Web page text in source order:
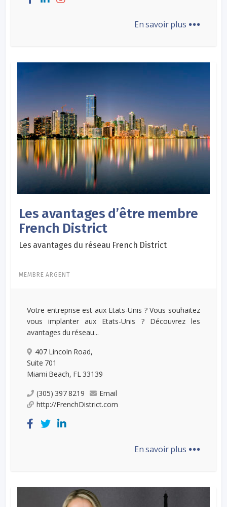
En savoir plus ...
Les avantages d’être membre
French District
Les avantages du réseau French District
MEMBRE ARGENT
Votre entreprise est aux Etats-Unis ? Vous souhaitez
vous implanter aux Etats-Unis ? Découvrez les
avantages du réseau...
407 Lincoln Road,
Suite 701
Miami Beach, FL 33139
(305) 397 8219
Email
http://FrenchDistrict.com
En savoir plus ...